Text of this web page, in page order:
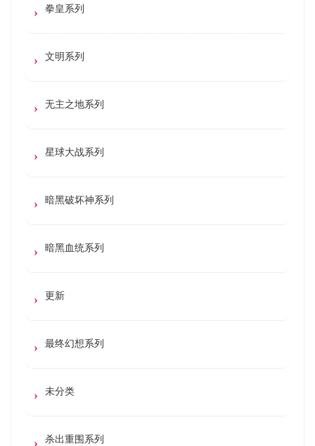
拳皇系列
文明系列
无主之地系列
星球大战系列
暗黑破坏神系列
暗黑血统系列
更新
最终幻想系列
未分类
杀出重围系列